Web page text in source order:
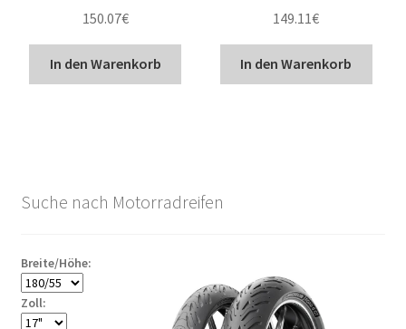
150.07€
In den Warenkorb
149.11€
In den Warenkorb
Suche nach Motorradreifen
Breite/Höhe:
Zoll: